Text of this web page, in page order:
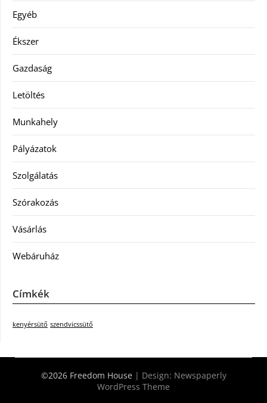
Egyéb
Ékszer
Gazdaság
Letöltés
Munkahely
Pályázatok
Szolgálatás
Szórakozás
Vásárlás
Webáruház
Címkék
kenyérsütő szendvicssütő
©2026 Freedom House | Design: Newspaperly
WordPress Theme